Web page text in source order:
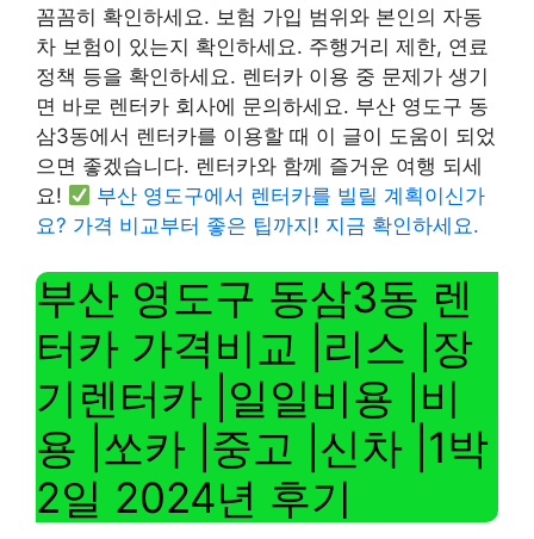
꼼꼼히 확인하세요. 보험 가입 범위와 본인의 자동
차 보험이 있는지 확인하세요. 주행거리 제한, 연료
정책 등을 확인하세요. 렌터카 이용 중 문제가 생기
면 바로 렌터카 회사에 문의하세요. 부산 영도구 동
삼3동에서 렌터카를 이용할 때 이 글이 도움이 되었
으면 좋겠습니다. 렌터카와 함께 즐거운 여행 되세
요!
부산 영도구에서 렌터카를 빌릴 계획이신가
요? 가격 비교부터 좋은 팁까지! 지금 확인하세요.
부산 영도구 동삼3동 렌
터카 가격비교 |리스 |장
기렌터카 |일일비용 |비
용 |쏘카 |중고 |신차 |1박
2일 2024년 후기